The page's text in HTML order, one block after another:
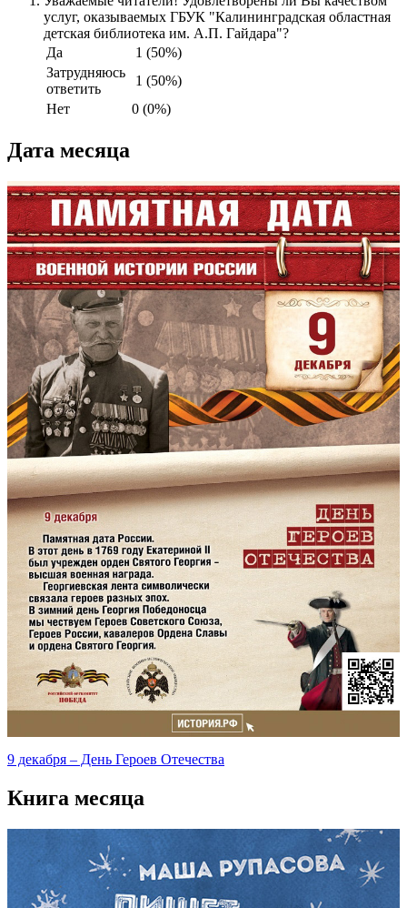
услуг, оказываемых ГБУК "Калининградская областная
детская библиотека им. А.П. Гайдара"?
Да
1 (50%)
Затрудняюсь
ответить
1 (50%)
Нет
0 (0%)
Дата месяца
9 декабря – День Героев Отечества
Книга месяца